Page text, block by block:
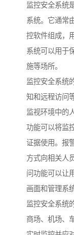
监控安全系统
系统。它通常
控软件组成，
系统可以用于
施等场所。
监控安全系统
知和远程访问
监视环境中的
功能可以将监
证据使用。报
方式向相关人
问功能可以让
画面和管理系统
监控安全系统
商场、机场、